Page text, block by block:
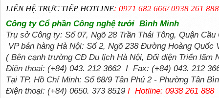
LIÊN HỆ TRỰC TIẾP HOTLINE: 0971 682 666/ 0938 261
Công ty Cổ phần Công nghệ tưới Bình Minh
Trụ sở Công ty: Số 07, Ngõ 28 Trần Thái Tông, Quận
VP bán hàng Hà Nội: Số 2, Ngõ 238 Đường Hoàng Quốc
( Bên cạnh trường CĐ Du lịch Hà Nội, Đối diện Triển lãm
Điện thoại: (+84) 043. 212 3662 I Fax: (+84) 043. 212
Tại TP. Hồ Chí Minh: Số 68/9 Tân Phú 2 - Phường Tân
Điện thoại: (+84) 0650. 373 8519 I Hotline: 0938 261 888